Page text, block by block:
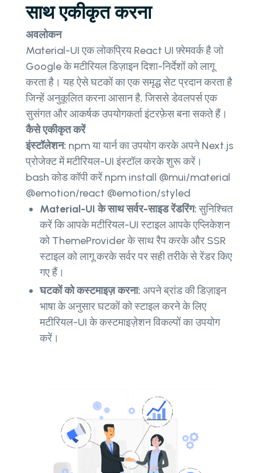
साथ एकीकृत करना
अवलोकन
Material-UI एक लोकप्रिय React UI फ़्रेमवर्क है जो
Google के मटीरियल डिज़ाइन दिशा-निर्देशों को लागू
करता है। यह ऐसे घटकों का एक समृद्ध सेट प्रदान करता है
जिन्हें अनुकूलित करना आसान है, जिससे डेवलपर्स एक
सुसंगत और आकर्षक उपयोगकर्ता इंटरफ़ेस बना सकते हैं।
कैसे एकीकृत करें
इंस्टॉलेशन: npm या यार्न का उपयोग करके अपने Next.js
प्रोजेक्ट में मटीरियल-UI इंस्टॉल करके शुरू करें।
bash कोड कॉपी करें npm install @mui/material
@emotion/react @emotion/styled
Material-UI के साथ सर्वर-साइड रेंडरिंग:सुनिश्चित
करें कि आपके मटीरियल-UI स्टाइल आपके एप्लिकेशन
को ThemeProvider के साथ रैप करके और SSR
स्टाइल को लागू करके सर्वर पर सही तरीके से रेंडर किए
गए हैं।
घटकों को कस्टमाइज़ करना: अपने ब्रांड की डिज़ाइन
भाषा के अनुसार घटकों को स्टाइल करने के लिए
मटीरियल-UI के कस्टमाइज़ेशन विकल्पों का उपयोग
करें।